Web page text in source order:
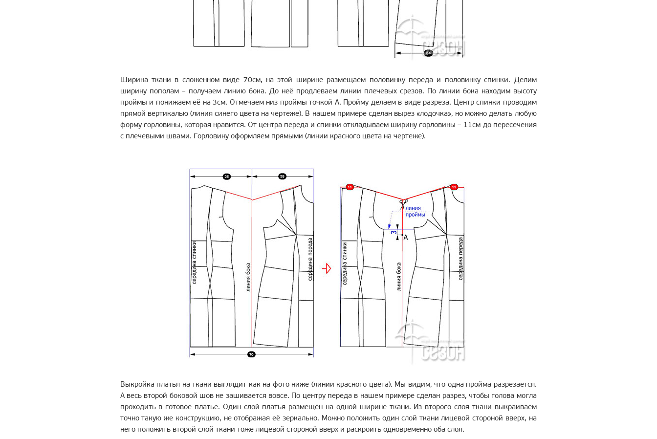
Ширина ткани в сложенном виде 70см, на этой ширине размещаем половинку переда и половинку спинки. Делим
ширину пополам – получаем линию бока. До неё продлеваем линии плечевых срезов. По линии бока находим высоту
проймы и понижаем её на 3см. Отмечаем низ проймы точкой А. Пройму делаем в виде разреза. Центр спинки проводим
прямой вертикалью (линия синего цвета на чертеже). В нашем примере сделан вырез «лодочка», но можно делать любую
форму горловины, которая нравится. От центра переда и спинки откладываем ширину горловины – 11см до пересечения
с плечевыми швами. Горловину оформляем прямыми (линии красного цвета на чертеже).
Выкройка платья на ткани выглядит как на фото ниже (линии красного цвета). Мы видим, что одна пройма разрезается.
А весь второй боковой шов не зашивается вовсе. По центру переда в нашем примере сделан разрез, чтобы голова могла
проходить в готовое платье. Один слой платья размещён на одной ширине ткани. Из второго слоя ткани выкраиваем
точно такую же конструкцию, не отображая её зеркально. Можно положить один слой ткани лицевой стороной вверх, на
него положить второй слой ткани тоже лицевой стороной вверх и раскроить одновременно оба слоя.